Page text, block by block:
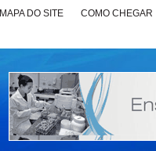
MAPA DO SITE COMO CHEGAR